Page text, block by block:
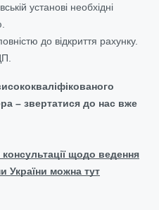
установі необхідні
до відкриття рахунку.
– звертатися до нас вже
консультації щодо ведення
України можна тут